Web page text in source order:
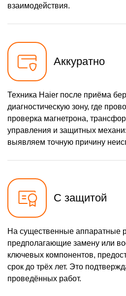
взаимодействия.
Аккуратно
Техника Haier после приёма
диагностическую зону, где
проверка магнетрона,
управления и защитных
выявляем точную причину
С защитой
На существенные аппаратные
предполагающие замену или
ключевых компонентов,
срок до трёх лет. Это
проведённых работ.